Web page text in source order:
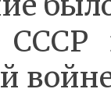
СССР